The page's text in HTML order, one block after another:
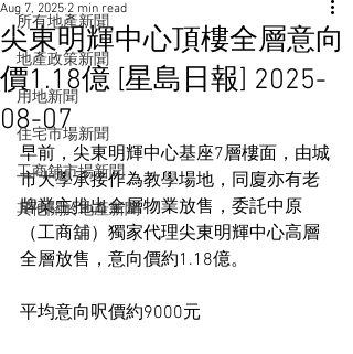
所有地產新聞
地產政策新聞
用地新聞
住宅市場新聞
工商舖市場新聞
其他關於地產新聞
尖東明輝中心頂樓全層意向
價1.18億 [星島日報] 2025-
08-07
Aug 7, 2025 2 min read
早前，尖東明輝中心基座7層樓面，由城
市大學承接作為教學場地，同廈亦有老
牌業主推出全層物業放售，委託中原
（工商舖）獨家代理尖東明輝中心高層
全層放售，意向價約1.18億。
平均意向呎價約9000元